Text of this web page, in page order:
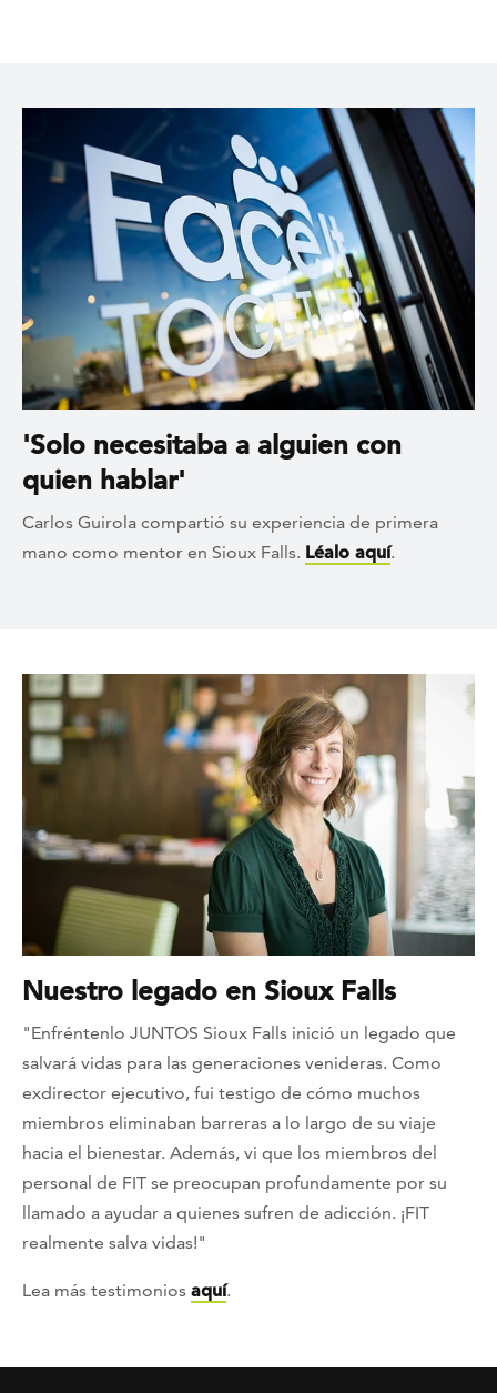
'Solo necesitaba a alguien con
quien hablar'
Carlos Guirola compartió su experiencia de primera
mano como mentor en Sioux Falls. Léalo aquí.
Nuestro legado en Sioux Falls
"Enfréntenlo JUNTOS Sioux Falls inició un legado que
salvará vidas para las generaciones venideras. Como
exdirector ejecutivo, fui testigo de cómo muchos
miembros eliminaban barreras a lo largo de su viaje
hacia el bienestar. Además, vi que los miembros del
personal de FIT se preocupan profundamente por su
llamado a ayudar a quienes sufren de adicción. ¡FIT
realmente salva vidas!"
Lea más testimonios aquí.